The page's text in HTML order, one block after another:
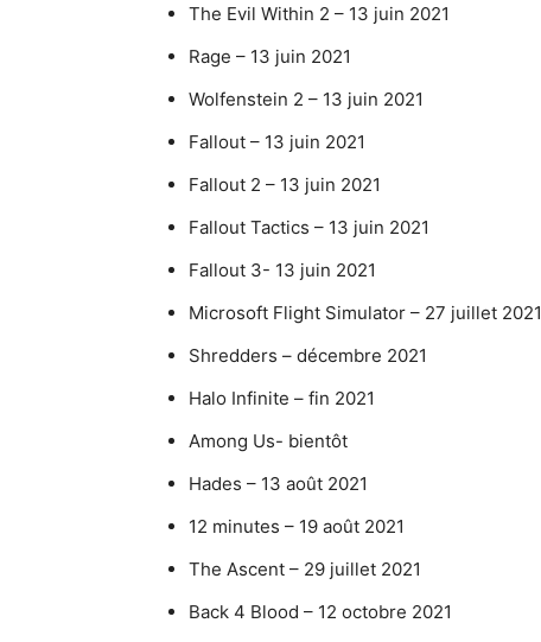
The Evil Within 2 – 13 juin 2021
Rage – 13 juin 2021
Wolfenstein 2 – 13 juin 2021
Fallout – 13 juin 2021
Fallout 2 – 13 juin 2021
Fallout Tactics – 13 juin 2021
Fallout 3- 13 juin 2021
Microsoft Flight Simulator – 27 juillet 2021
Shredders – décembre 2021
Halo Infinite – fin 2021
Among Us- bientôt
Hades – 13 août 2021
12 minutes – 19 août 2021
The Ascent – 29 juillet 2021
Back 4 Blood – 12 octobre 2021